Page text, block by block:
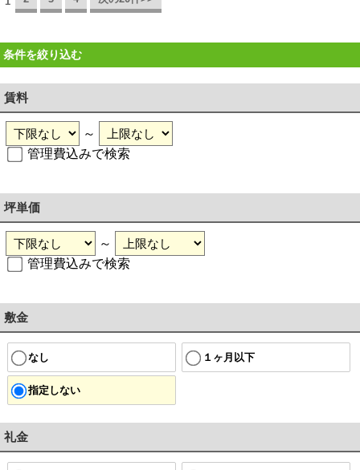
条件を絞り込む
賃料
～
管理費込みで検索
坪単価
～
管理費込みで検索
敷金
なし １ヶ月以下
指定しない
礼金